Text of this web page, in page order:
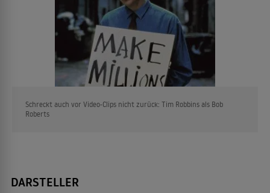
Schreckt auch vor Video-Clips nicht zurück: Tim Robbins als Bob
Roberts
DARSTELLER